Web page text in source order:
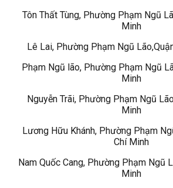
Tôn Thất Tùng, Phường Phạm Ngũ
Minh
Lê Lai, Phường Phạm Ngũ
Phạm Ngũ lão, Phường Phạm Ngũ
Minh
Nguyễn Trãi, Phường Phạm Ngũ
Minh
Lương Hữu Khánh, Phường Phạm
Chí Minh
Nam Quốc Cang, Phường Phạm Ngũ
Minh